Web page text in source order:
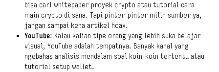
bisa cari whitepaper proyek crypto atau tutorial cara
main crypto di sana. Tapi pinter-pinter milih sumber ya,
jangan sampai kena artikel hoax.
YouTube: Kalau kalian tipe orang yang lebih suka belajar
visual, YouTube adalah tempatnya. Banyak kanal yang
ngebahas analisis mendalam soal koin-koin tertentu atau
tutorial setup wallet.